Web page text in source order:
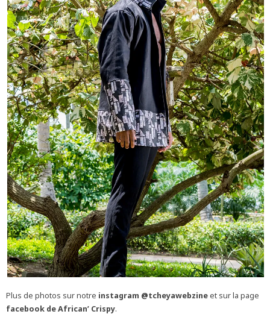
Plus de photos sur notre instagram @tcheyawebzineet sur la page
facebook de African’ Crispy.